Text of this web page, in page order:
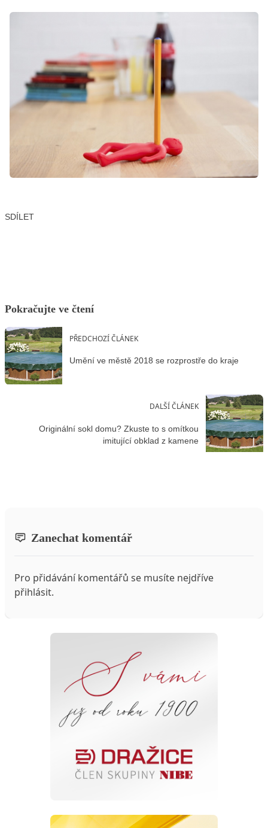
SDÍLET
Pokračujte ve čtení
PŘEDCHOZÍ ČLÁNEK
Umění ve městě 2018 se rozprostře do kraje
DALŠÍ ČLÁNEK
Originální sokl domu? Zkuste to s omítkou
imitující obklad z kamene
Zanechat komentář
Pro přidávání komentářů se musíte nejdříve
přihlásit.